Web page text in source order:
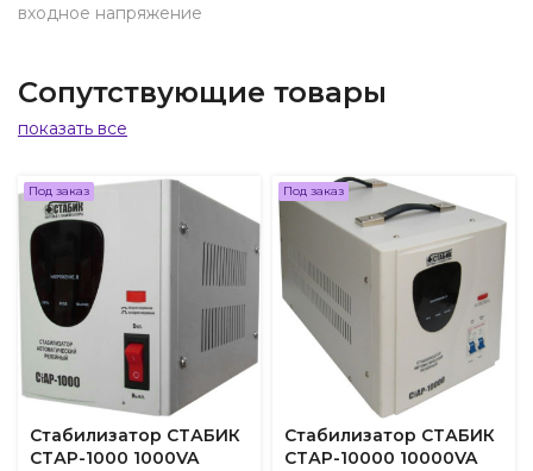
входное напряжение
Сопутствующие товары
показать все
Под заказ
Стабилизатор СТАБИК
СТАР-1000 1000VA
Под заказ
Стабилизатор СТАБИК
СТАР-10000 10000VA